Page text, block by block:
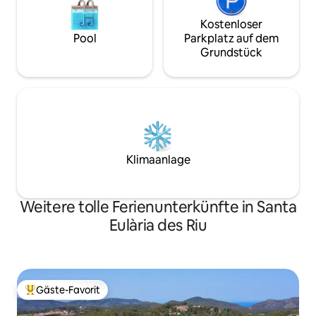
Pool
Kostenloser
Parkplatz auf dem
Grundstück
Klimaanlage
Weitere tolle Ferienunterkünfte in Santa
Eulària des Riu
Beliebter Gäste-Favorit.
Gäste-Favorit